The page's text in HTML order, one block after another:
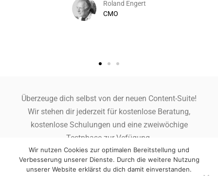
Roland Engert
CMO
Überzeuge dich selbst von der neuen Content-Suite!
Wir stehen dir jederzeit für kostenlose Beratung,
kostenlose Schulungen und eine zweiwöchige
Testphase zur Vefügung.
Wir nutzen Cookies zur optimalen Bereitstellung und
Verbesserung unserer Dienste. Durch die weitere Nutzung
unserer Website erklärst du dich damit einverstanden.